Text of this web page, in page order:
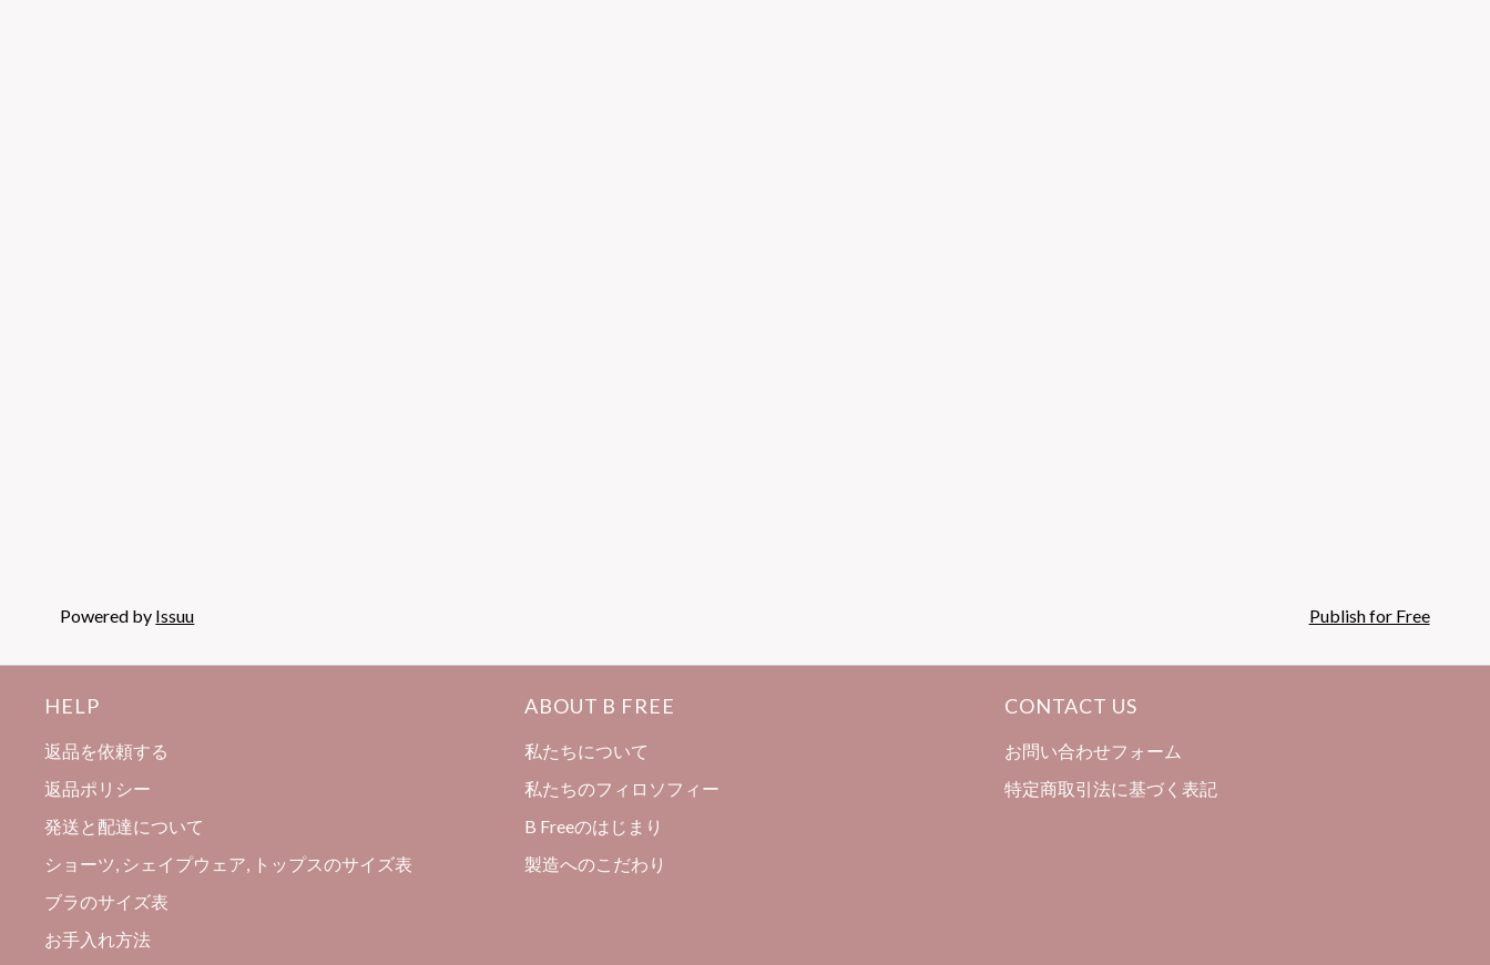
Powered by Issuu Publish for Free
HELP
返品を依頼する
返品ポリシー
発送と配達について
ショーツ, シェイプウェア, トップスのサイズ表
ブラのサイズ表
お手入れ方法
ABOUT B FREE
私たちについて
私たちのフィロソフィー
B Freeのはじまり
製造へのこだわり
CONTACT US
お問い合わせフォーム
特定商取引法に基づく表記